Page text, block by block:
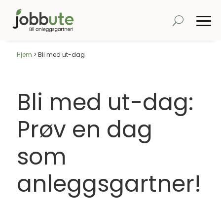
Hjem > Bli med ut-dag
Bli med ut-dag:
Prøv en dag
som
anleggsgartner!